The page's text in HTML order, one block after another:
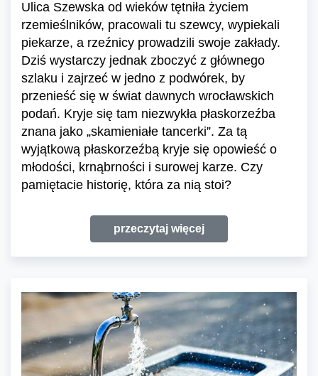
Ulica Szewska od wieków tętniła życiem
rzemieślników, pracowali tu szewcy, wypiekali
piekarze, a rzeźnicy prowadzili swoje zakłady.
Dziś wystarczy jednak zboczyć z głównego
szlaku i zajrzeć w jedno z podwórek, by
przenieść się w świat dawnych wrocławskich
podań. Kryje się tam niezwykła płaskorzeźba
znana jako „skamieniałe tancerki”. Za tą
wyjątkową płaskorzeźbą kryje się opowieść o
młodości, krnąbrności i surowej karze. Czy
pamiętacie historię, która za nią stoi?
przeczytaj więcej